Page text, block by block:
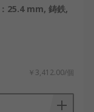
25.4 mm, 鋳鉄,
￥3,412.00/個